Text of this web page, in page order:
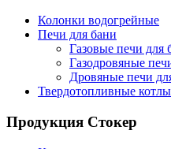
Колонки водогрейные
Печи для бани
Газовые печи для
Газодровяные
Дровяные печи
Твердотопливные котлы
Продукция Стокер